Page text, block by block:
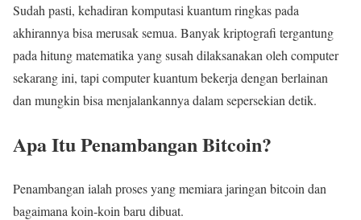
Sudah pasti, kehadiran komputasi kuantum ringkas pada
akhirannya bisa merusak semua. Banyak kriptografi tergantung
pada hitung matematika yang susah dilaksanakan oleh computer
sekarang ini, tapi computer kuantum bekerja dengan berlainan
dan mungkin bisa menjalankannya dalam sepersekian detik.
Apa Itu Penambangan Bitcoin?
Penambangan ialah proses yang memiara jaringan bitcoin dan
bagaimana koin-koin baru dibuat.